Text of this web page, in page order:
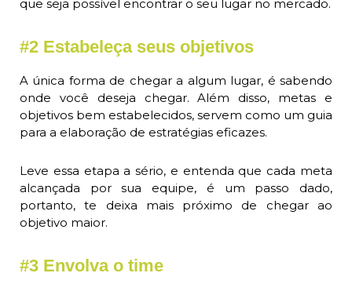
que seja possível encontrar o seu lugar no mercado.
#2 Estabeleça seus objetivos
A única forma de chegar a algum lugar, é sabendo
onde você deseja chegar. Além disso, metas e
objetivos bem estabelecidos, servem como um guia
para a elaboração de estratégias eficazes.
Leve essa etapa a sério, e entenda que cada meta
alcançada por sua equipe, é um passo dado,
portanto, te deixa mais próximo de chegar ao
objetivo maior.
#3 Envolva o time